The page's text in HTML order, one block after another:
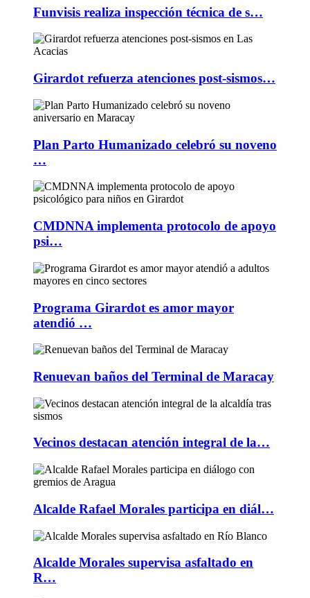
Funvisis realiza inspección técnica de s…
Girardot refuerza atenciones post-sismos…
Plan Parto Humanizado celebró su noveno
…
CMDNNA implementa protocolo de apoyo
psi…
Programa Girardot es amor mayor
atendió …
Renuevan baños del Terminal de Maracay
Vecinos destacan atención integral de la…
Alcalde Rafael Morales participa en diál…
Alcalde Morales supervisa asfaltado en
R…